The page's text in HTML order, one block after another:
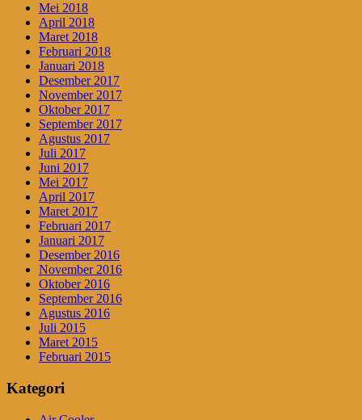
Mei 2018
April 2018
Maret 2018
Februari 2018
Januari 2018
Desember 2017
November 2017
Oktober 2017
September 2017
Agustus 2017
Juli 2017
Juni 2017
Mei 2017
April 2017
Maret 2017
Februari 2017
Januari 2017
Desember 2016
November 2016
Oktober 2016
September 2016
Agustus 2016
Juli 2015
Maret 2015
Februari 2015
Kategori